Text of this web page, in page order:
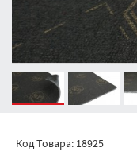
Код Товара: 18925